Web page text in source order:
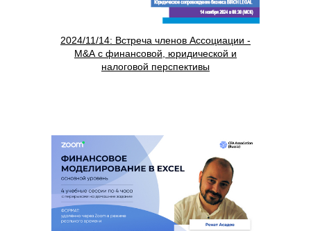
2024/11/14: Встреча членов Ассоциации -
М&А с финансовой, юридической и
налоговой перспективы